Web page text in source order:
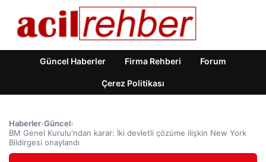
Güncel Haberler Firma Rehberi Forum
Çerez Politikası
Haberler›Güncel›
BM Genel Kurulu'ndan karar: İki devletli çözüme ilişkin New York
Bildirgesi onaylandı